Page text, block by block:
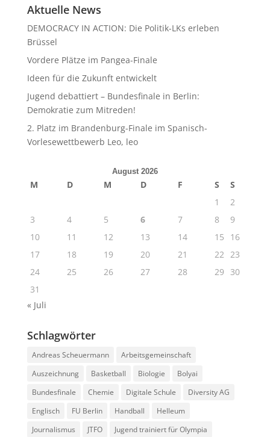
Aktuelle News
DEMOCRACY IN ACTION: Die Politik-LKs erleben
Brüssel
Vordere Plätze im Pangea-Finale
Ideen für die Zukunft entwickelt
Jugend debattiert – Bundesfinale in Berlin:
Demokratie zum Mitreden!
2. Platz im Brandenburg-Finale im Spanisch-
Vorlesewettbewerb Leo, leo
August 2026
M D M D F S
S
1
2
3
4 5 6 7 8
9
10
11 12 13 14 15
16
17
18 19 20 21 22
23
24
25 26 27 28 29
30
31
« Juli
Schlagwörter
Andreas Scheuermann
Arbeitsgemeinschaft
Auszeichnung
Basketball Biologie
Bolyai
Bundesfinale
Chemie Digitale Schule
Diversity AG
Englisch
FU Berlin Handball
Helleum
Journalismus
JTFO Jugend trainiert für Olympia